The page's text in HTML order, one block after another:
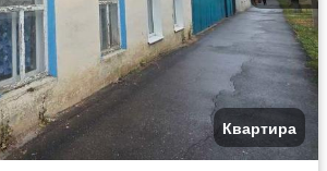
Квартира